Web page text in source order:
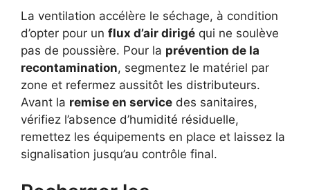
La ventilation accélère le séchage, à condition
d’opter pour un flux d’air dirigé qui ne soulève
pas de poussière. Pour la prévention de la
recontamination, segmentez le matériel par
zone et refermez aussitôt les distributeurs.
Avant la remise en service des sanitaires,
vérifiez l’absence d’humidité résiduelle,
remettez les équipements en place et laissez la
signalisation jusqu’au contrôle final.